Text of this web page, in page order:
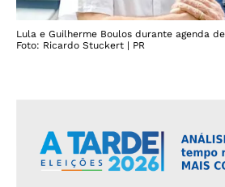
Lula e Guilherme Boulos durante agenda
Foto: Ricardo Stuckert | PR